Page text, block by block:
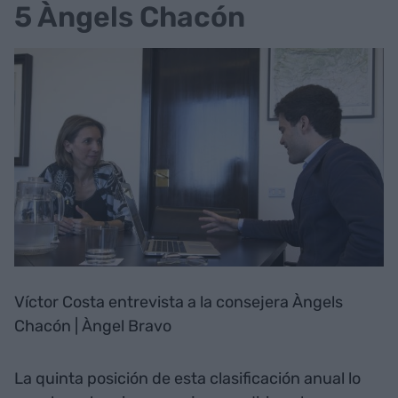
5 Àngels Chacón
Víctor Costa entrevista a la consejera Àngels
Chacón | Àngel Bravo
La quinta posición de esta clasificación anual lo